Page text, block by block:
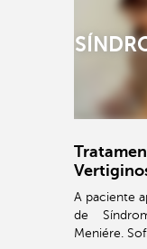
A paciente
de
Meniére.